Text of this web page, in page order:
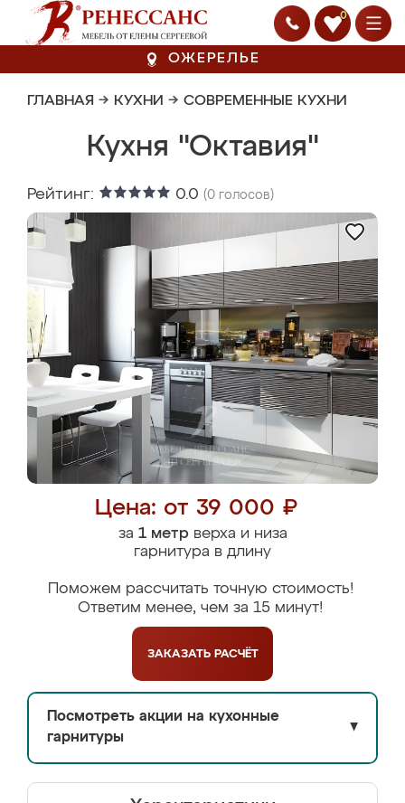
0
ОЖЕРЕЛЬЕ
ГЛАВНАЯ → КУХНИ → СОВРЕМЕННЫЕ КУХНИ
Кухня "Октавия"
Рейтинг: 0.0 (0 голосов)
Цена: от 39 000 ₽
за 1 метрверха и низа
гарнитура в длину
Поможем рассчитать точную стоимость!
Ответим менее, чем за 15 минут!
ЗАКАЗАТЬ РАСЧЁТ
Посмотреть акции на кухонные
гарнитуры
▼